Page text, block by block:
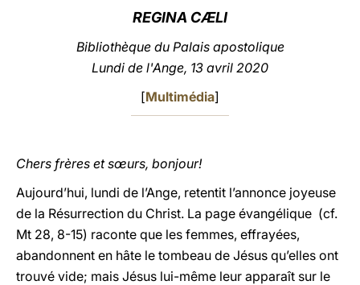
LATINE
REGINA CÆLI
Bibliothèque du Palais apostolique
Lundi de l'Ange, 13 avril 2020
[Multimédia]
Chers frères et sœurs, bonjour!
Aujourd’hui, lundi de l’Ange, retentit l’annonce joyeuse
de la Résurrection du Christ. La page évangélique (cf.
Mt 28, 8-15) raconte que les femmes, effrayées,
abandonnent en hâte le tombeau de Jésus qu’elles ont
trouvé vide; mais Jésus lui-même leur apparaît sur le